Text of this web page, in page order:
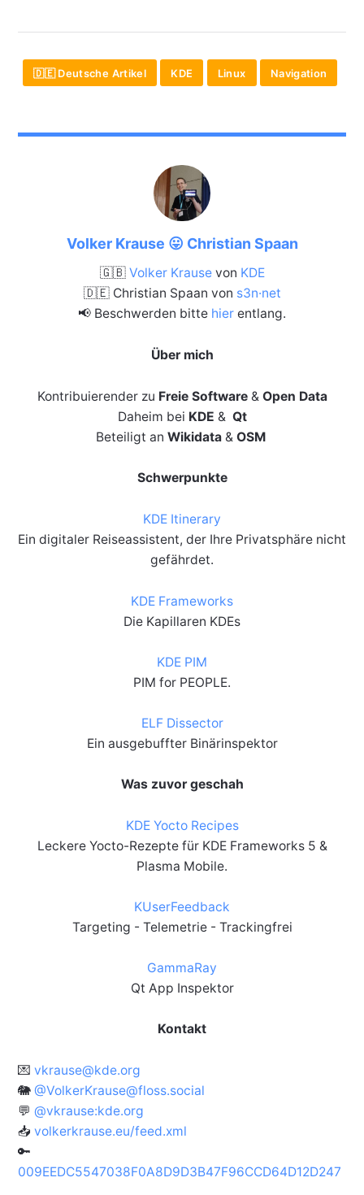
🇩🇪 Deutsche Artikel KDE Linux Navigation
Volker Krause 😛 Christian Spaan
🇬🇧 Volker Krausevon KDE
🇩🇪 Christian Spaan von s3n·net
📢 Beschwerden bitte hier entlang.
Über mich
Kontribuierender zu Freie Software& Open Data
Daheim bei KDE & Qt
Beteiligt an Wikidata& OSM
Schwerpunkte
KDE Itinerary
Ein digitaler Reiseassistent, der Ihre Privatsphäre nicht
gefährdet.
KDE Frameworks
Die Kapillaren KDEs
KDE PIM
PIM for PEOPLE.
ELF Dissector
Ein ausgebuffter Binärinspektor
Was zuvor geschah
KDE Yocto Recipes
Leckere Yocto-Rezepte für KDE Frameworks 5 &
Plasma Mobile.
KUserFeedback
Targeting - Telemetrie - Trackingfrei
GammaRay
Qt App Inspektor
Kontakt
💌 vkrause@kde.org
🐘 @VolkerKrause@floss.social
💬 @vkrause:kde.org
📥 volkerkrause.eu/feed.xml
🔑
009EEDC5547038F0A8D9D3B47F96CCD64D12D247